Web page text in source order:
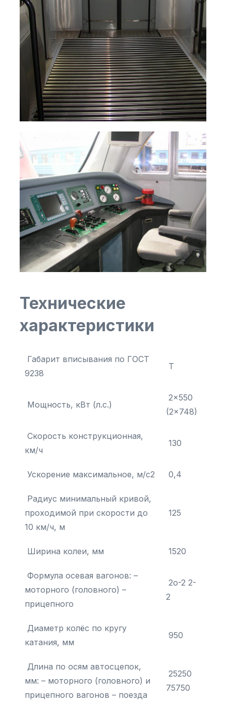
Технические
характеристики
Габарит вписывания по ГОСТ
9238
Т
Мощность, кВт (л.с.)
2×550
(2×748)
Скорость конструкционная,
км/ч
130
Ускорение максимальное, м/с2 0,4
Радиус минимальный кривой,
проходимой при скорости до
10 км/ч, м
125
Ширина колеи, мм 1520
Формула осевая вагонов: –
моторного (головного) –
прицепного
2о-2 2-
2
Диаметр колёс по кругу
катания, мм
950
Длина по осям автосцепок,
мм: – моторного (головного) и
прицепного вагонов – поезда
25250
75750